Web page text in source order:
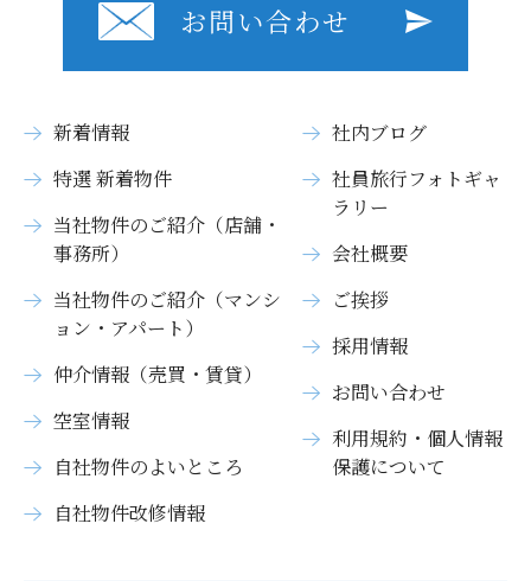
お問い合わせ
新着情報
特選 新着物件
当社物件のご紹介（店舗・
事務所）
当社物件のご紹介（マンシ
ョン・アパート）
仲介情報（売買・賃貸）
空室情報
自社物件のよいところ
自社物件改修情報
社内ブログ
社員旅行フォトギャ
ラリー
会社概要
ご挨拶
採用情報
お問い合わせ
利用規約・個人情報
保護について